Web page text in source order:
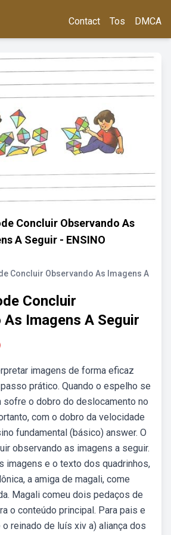
Contact Tos DMCA
Concluir Observando As
A Seguir - ENSINO
Concluir Observando As Imagens A
Concluir
As Imagens A Seguir
imagens de forma eficaz
prático. Quando o espelho se
sofre o dobro do deslocamento no
com o dobro da velocidade
fundamental (básico) answer. O
observando as imagens a seguir.
imagens e o texto dos quadrinhos,
a amiga de magali, come
Magali comeu dois pedaços de
o conteúdo principal. Para pais e
o reinado de luís xiv a) aliança dos